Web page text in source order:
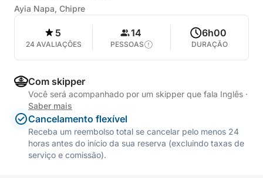
Ayia Napa, Chipre
5
24 AVALIAÇÕES
14
PESSOAS
6h00
DURAÇÃO
Com skipper
Você será acompanhado por um skipper que fala Inglês ·
Saber mais
Cancelamento flexível
Receba um reembolso total se cancelar pelo menos 24
horas antes do início da sua reserva (excluindo taxas de
serviço e comissão).